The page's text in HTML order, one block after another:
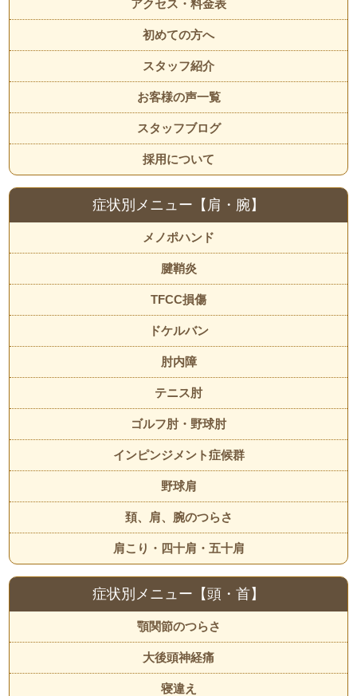
アクセス・料金表
初めての方へ
スタッフ紹介
お客様の声一覧
スタッフブログ
採用について
症状別メニュー【肩・腕】
メノポハンド
腱鞘炎
TFCC損傷
ドケルバン
肘内障
テニス肘
ゴルフ肘・野球肘
インピンジメント症候群
野球肩
頚、肩、腕のつらさ
肩こり・四十肩・五十肩
症状別メニュー【頭・首】
顎関節のつらさ
大後頭神経痛
寝違え